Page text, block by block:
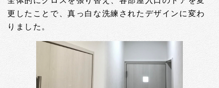
更したことで、真っ白な洗練されたデザインに変わ
りました。